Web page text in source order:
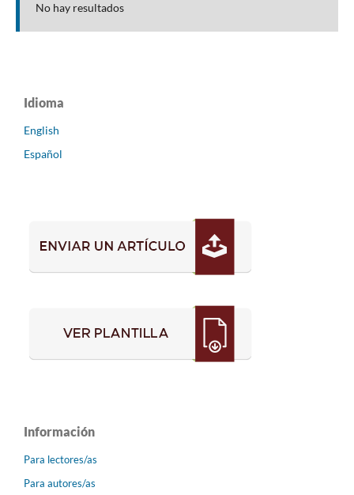
No hay resultados
Idioma
English
Español
Información
Para lectores/as
Para autores/as